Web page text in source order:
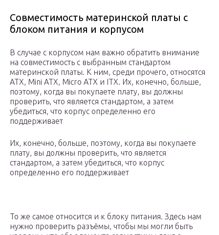
Совместимость материнской платы с
блоком питания и корпусом
В случае с корпусом нам важно обратить внимание
на совместимость с выбранным стандартом
материнской платы. К ним, среди прочего, относятся
ATX, Mini ATX, Micro ATX и ITX. Их, конечно, больше,
поэтому, когда вы покупаете плату, вы должны
проверить, что является стандартом, а затем
убедиться, что корпус определенно его
поддерживает
Их, конечно, больше, поэтому, когда вы покупаете
плату, вы должны проверить, что является
стандартом, а затем убедиться, что корпус
определенно его поддерживает
То же самое относится и к блоку питания. Здесь нам
нужно проверить разъёмы, чтобы мы могли быть